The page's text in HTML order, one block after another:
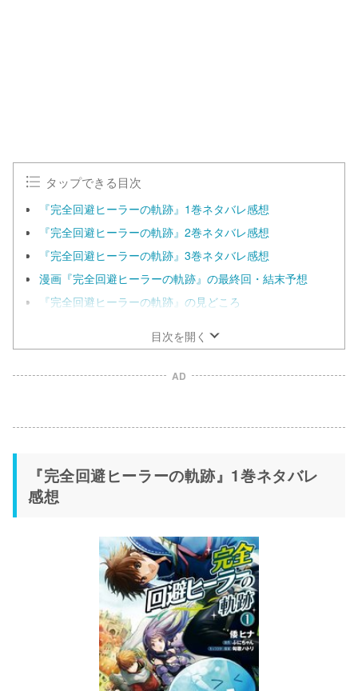
タップできる目次
『完全回避ヒーラーの軌跡』1巻ネタバレ感想
『完全回避ヒーラーの軌跡』2巻ネタバレ感想
『完全回避ヒーラーの軌跡』3巻ネタバレ感想
漫画『完全回避ヒーラーの軌跡』の最終回・結末予想
『完全回避ヒーラーの軌跡』の見どころ
目次を開く
AD
『完全回避ヒーラーの軌跡』1巻ネタバレ
感想